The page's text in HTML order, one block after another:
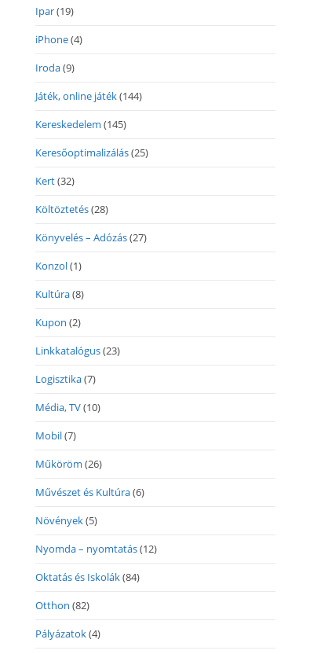
Ipar(19)
iPhone(4)
Iroda(9)
Játék, online játék(144)
Kereskedelem (145)
Keresőoptimalizálás(25)
Kert(32)
Költöztetés(28)
Könyvelés – Adózás(27)
Konzol(1)
Kultúra(8)
Kupon (2)
Linkkatalógus(23)
Logisztika(7)
Média, TV(10)
Mobil(7)
Műköröm (26)
Művészet és Kultúra(6)
Növények(5)
Nyomda – nyomtatás(12)
Oktatás és Iskolák(84)
Otthon (82)
Pályázatok(4)